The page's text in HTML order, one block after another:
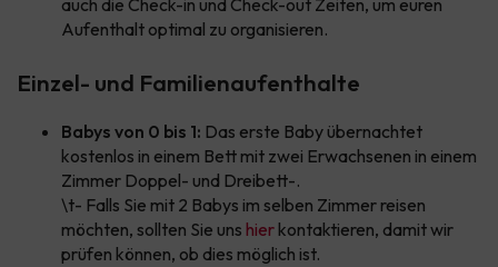
auch die Check-in und Check-out Zeiten, um euren
Aufenthalt optimal zu organisieren.
Einzel- und Familienaufenthalte
Babys von 0 bis 1: Das erste Baby übernachtet
kostenlos in einem Bett mit zwei Erwachsenen in einem
Zimmer Doppel- und Dreibett-.
\t- Falls Sie mit 2 Babys im selben Zimmer reisen
möchten, sollten Sie uns hier kontaktieren, damit wir
prüfen können, ob dies möglich ist.